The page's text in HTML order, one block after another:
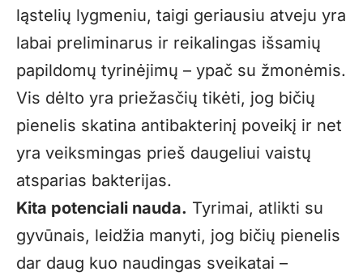
ląstelių lygmeniu, taigi geriausiu atveju yra
labai preliminarus ir reikalingas išsamių
papildomų tyrinėjimų – ypač su žmonėmis.
Vis dėlto yra priežasčių tikėti, jog bičių
pienelis skatina antibakterinį poveikį ir net
yra veiksmingas prieš daugeliui vaistų
atsparias bakterijas.
Kita potenciali nauda. Tyrimai, atlikti su
gyvūnais, leidžia manyti, jog bičių pienelis
dar daug kuo naudingas sveikatai –